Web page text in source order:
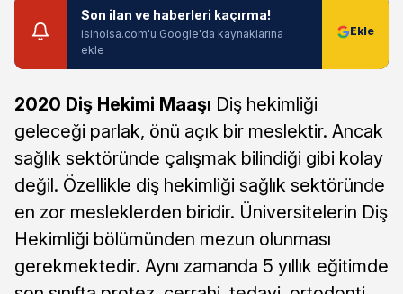
Son ilan ve haberleri kaçırma!
isinolsa.com'u Google'da kaynaklarına
ekle
2020 Diş Hekimi Maaşı Diş hekimliği
geleceği parlak, önü açık bir meslektir. Ancak
sağlık sektöründe çalışmak bilindiği gibi kolay
değil. Özellikle diş hekimliği sağlık sektöründe
en zor mesleklerden biridir. Üniversitelerin Diş
Hekimliği bölümünden mezun olunması
gerekmektedir. Aynı zamanda 5 yıllık eğitimde